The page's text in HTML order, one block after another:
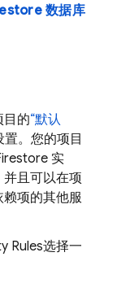
数据库
目的“默认
置。您的项目
实
且可以在项
赖项的其他服
Rules选择一